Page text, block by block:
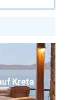
Westkretas
und
weiter
Falassarna
erreichen Sie
und den
Höhepunkt
imKreta